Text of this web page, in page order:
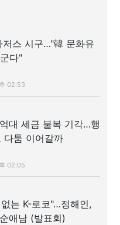
저스 시구…"韓 문화유
다"
02:53
대 세금 불복 기각…행
다툼 이어갈까
02:05
는 K-로코"…정해인,
애남 (발표회)